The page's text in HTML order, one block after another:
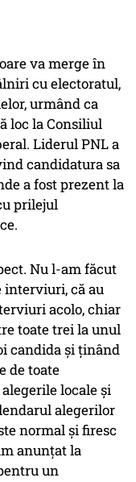
va merge în
cu electoratul,
urmând ca
loc la Consiliul
Liderul PNL a
candidatura sa
a fost prezent la
prilejul
Nu l-am făcut
interviuri, că au
acolo, chiar
toate trei la unul
candida şi ţinând
de toate
locale şi
alegerilor
normal şi firesc
anunţat la
un